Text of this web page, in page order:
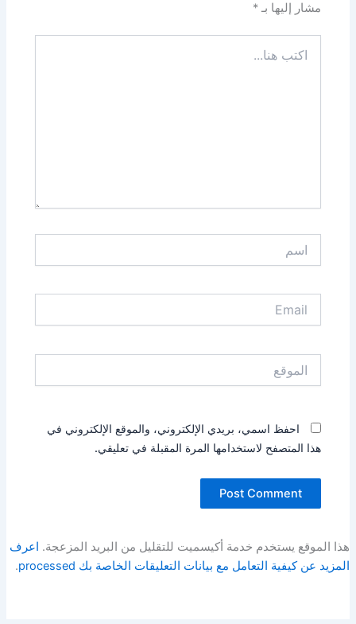
مشار إليها بـ*
هنا...
احفظ اسمي، بريدي الإلكتروني، والموقع الإلكتروني في
هذا المتصفح لاستخدامها المرة المقبلة في تعليقي.
هذا الموقع يستخدم خدمة أكيسميت للتقليل من البريد المزعجة. اعرف
المزيد عن كيفية التعامل مع بيانات التعليقات الخاصة بك processed
.